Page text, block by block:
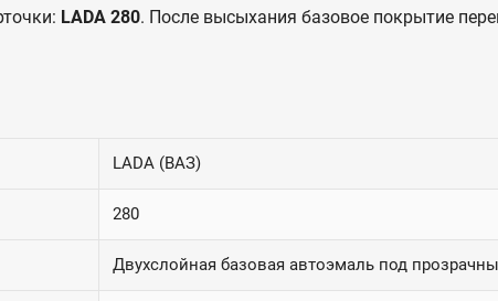
LADA 280. После высыхания базовое покрытие
LADA (ВАЗ)
280
Двухслойная базовая автоэмаль под